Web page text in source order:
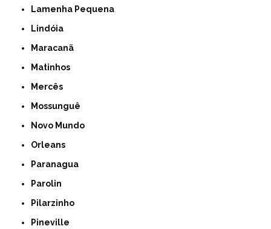
Lamenha Pequena
Lindóia
Maracanã
Matinhos
Mercês
Mossunguê
Novo Mundo
Orleans
Paranagua
Parolin
Pilarzinho
Pineville